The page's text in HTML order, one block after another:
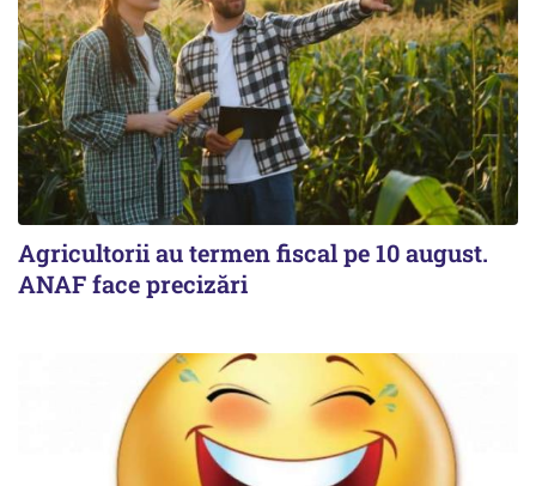
Agricultorii au termen fiscal pe 10 august.
ANAF face precizări